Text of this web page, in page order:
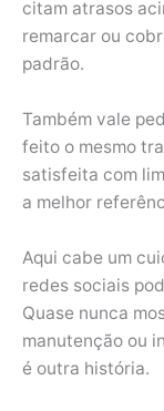
citam atrasos
remarcar ou
padrão.
Também vale
feito o mesmo
satisfeita com
a melhor
Aqui cabe um
redes sociais
Quase nunca
manutenção ou
é outra história.